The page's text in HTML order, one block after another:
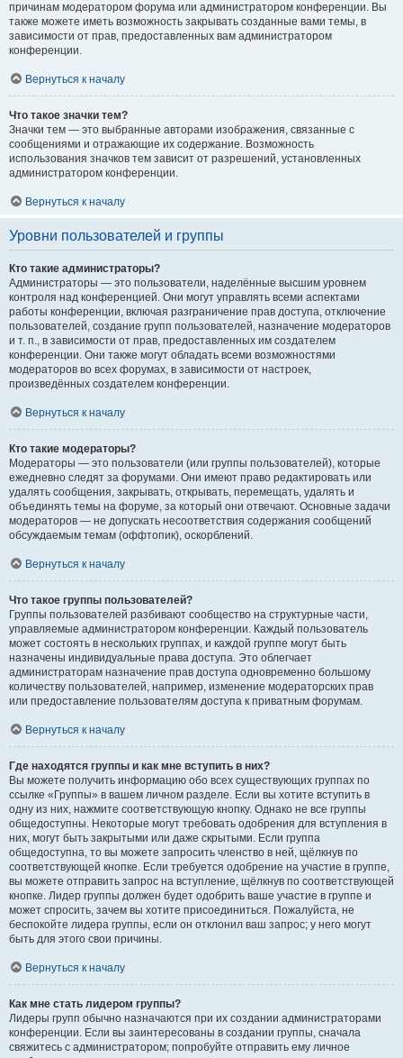
причинам модератором форума или администратором конференции. Вы
также можете иметь возможность закрывать созданные вами темы, в
зависимости от прав, предоставленных вам администратором
конференции.
Вернуться к началу
Что такое значки тем?
Значки тем — это выбранные авторами изображения, связанные с
сообщениями и отражающие их содержание. Возможность
использования значков тем зависит от разрешений, установленных
администратором конференции.
Вернуться к началу
Уровни пользователей и группы
Кто такие администраторы?
Администраторы — это пользователи, наделённые высшим уровнем
контроля над конференцией. Они могут управлять всеми аспектами
работы конференции, включая разграничение прав доступа, отключение
пользователей, создание групп пользователей, назначение модераторов
и т. п., в зависимости от прав, предоставленных им создателем
конференции. Они также могут обладать всеми возможностями
модераторов во всех форумах, в зависимости от настроек,
произведённых создателем конференции.
Вернуться к началу
Кто такие модераторы?
Модераторы — это пользователи (или группы пользователей), которые
ежедневно следят за форумами. Они имеют право редактировать или
удалять сообщения, закрывать, открывать, перемещать, удалять и
объединять темы на форуме, за который они отвечают. Основные задачи
модераторов — не допускать несоответствия содержания сообщений
обсуждаемым темам (оффтопик), оскорблений.
Вернуться к началу
Что такое группы пользователей?
Группы пользователей разбивают сообщество на структурные части,
управляемые администратором конференции. Каждый пользователь
может состоять в нескольких группах, и каждой группе могут быть
назначены индивидуальные права доступа. Это облегчает
администраторам назначение прав доступа одновременно большому
количеству пользователей, например, изменение модераторских прав
или предоставление пользователям доступа к приватным форумам.
Вернуться к началу
Где находятся группы и как мне вступить в них?
Вы можете получить информацию обо всех существующих группах по
ссылке «Группы» в вашем личном разделе. Если вы хотите вступить в
одну из них, нажмите соответствующую кнопку. Однако не все группы
общедоступны. Некоторые могут требовать одобрения для вступления в
них, могут быть закрытыми или даже скрытыми. Если группа
общедоступна, то вы можете запросить членство в ней, щёлкнув по
соответствующей кнопке. Если требуется одобрение на участие в группе,
вы можете отправить запрос на вступление, щёлкнув по соответствующей
кнопке. Лидер группы должен будет одобрить ваше участие в группе и
может спросить, зачем вы хотите присоединиться. Пожалуйста, не
беспокойте лидера группы, если он отклонил ваш запрос; у него могут
быть для этого свои причины.
Вернуться к началу
Как мне стать лидером группы?
Лидеры групп обычно назначаются при их создании администраторами
конференции. Если вы заинтересованы в создании группы, сначала
свяжитесь с администратором; попробуйте отправить ему личное